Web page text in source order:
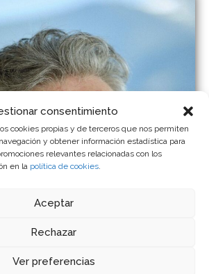
consentimiento
cookies propias y de terceros que nos permiten
y obtener información estadística para
relevantes relacionadas con los
en la política de cookies
Aceptar
Rechazar
Ver preferencias